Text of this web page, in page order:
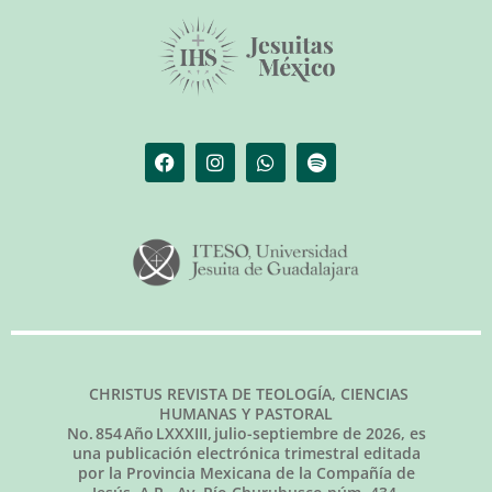
CHRISTUS REVISTA DE TEOLOGÍA, CIENCIAS
HUMANAS Y PASTORAL
No.854Año LXXXIII, julio-septiembre de 2026, es
una publicación electrónica trimestral editada
por la Provincia Mexicana de la Compañía de